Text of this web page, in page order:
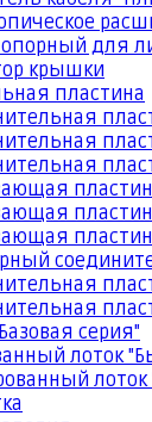
опорный для
крышки
пластина
серия"
лоток